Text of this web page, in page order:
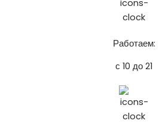
Работаем:
с 10 до 21